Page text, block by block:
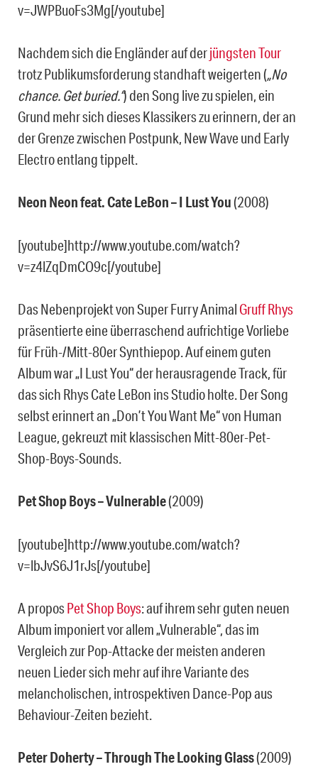
v=JWPBuoFs3Mg[/youtube]
Nachdem sich die Engländer auf derjüngsten Tour
trotz Publikumsforderung standhaft weigerten („No
chance. Get buried.“) den Song live zu spielen, ein
Grund mehr sich dieses Klassikers zu erinnern, der an
der Grenze zwischen Postpunk, New Wave und Early
Electro entlang tippelt.
Neon Neon feat. Cate LeBon – I Lust You(2008)
[youtube]http://www.youtube.com/watch?
v=z4lZqDmCO9c[/youtube]
Das Nebenprojekt von Super Furry Animal Gruff Rhys
präsentierte eine überraschend aufrichtige Vorliebe
für Früh-/Mitt-80er Synthiepop. Auf einem guten
Album war „I Lust You“ der herausragende Track, für
das sich Rhys Cate LeBon ins Studio holte. Der Song
selbst erinnert an „Don’t You Want Me“ von Human
League, gekreuzt mit klassischen Mitt-80er-Pet-
Shop-Boys-Sounds.
Pet Shop Boys – Vulnerable(2009)
[youtube]http://www.youtube.com/watch?
v=lbJvS6J1rJs[/youtube]
A proposPet Shop Boys: auf ihrem sehr guten neuen
Album imponiert vor allem „Vulnerable“, das im
Vergleich zur Pop-Attacke der meisten anderen
neuen Lieder sich mehr auf ihre Variante des
melancholischen, introspektiven Dance-Pop aus
Behaviour-Zeiten bezieht.
Peter Doherty – Through The Looking Glass(2009)